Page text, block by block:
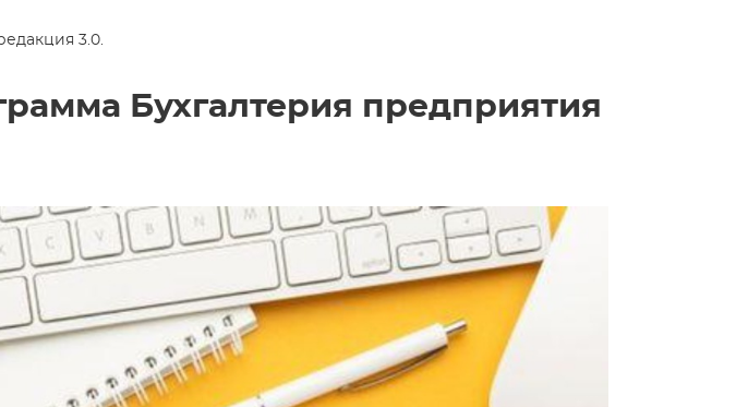
3.0.
Бухгалтерия предприятия